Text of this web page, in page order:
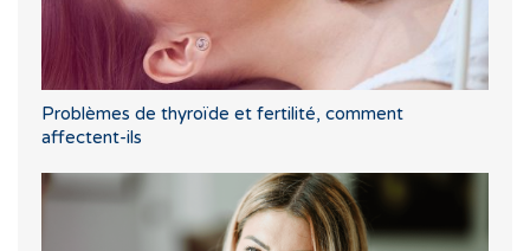
Problèmes de thyroïde et fertilité, comment
affectent-ils